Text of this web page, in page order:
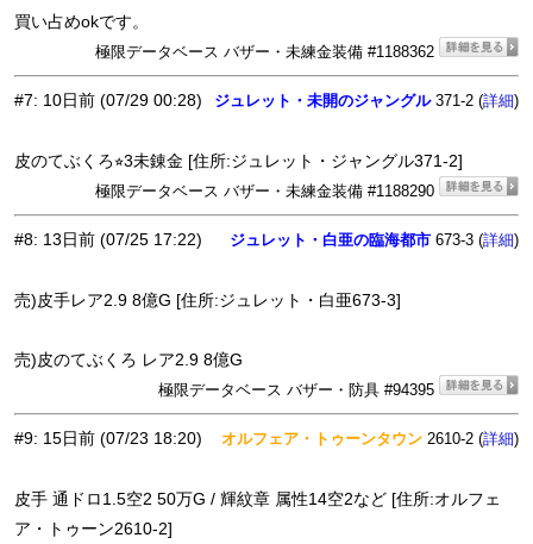
買い占めokです。
極限データベース バザー・未練金装備 #1188362
#7: 10日前 (07/29 00:28) ジュレット・未開のジャングル371-2 (詳細)
皮のてぶくろ⭐︎3未錬金 [住所:ジュレット・ジャングル371-2]
極限データベース バザー・未練金装備 #1188290
#8: 13日前 (07/25 17:22) ジュレット・白亜の臨海都市 673-3 (詳細)
売)皮手レア2.9 8億G [住所:ジュレット・白亜673-3]
売)皮のてぶくろ レア2.9 8億G
極限データベース バザー・防具 #94395
#9: 15日前 (07/23 18:20) オルフェア・トゥーンタウン 2610-2 (詳細)
皮手 通ドロ1.5空2 50万G / 輝紋章 属性14空2など [住所:オルフェ
ア・トゥーン2610-2]